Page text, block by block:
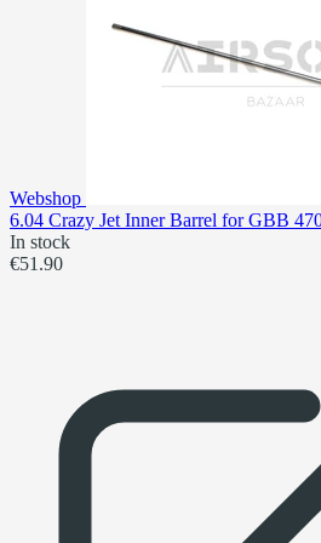
Webshop
6.04 Crazy Jet Inner Barrel for GBB
In stock
€51.90